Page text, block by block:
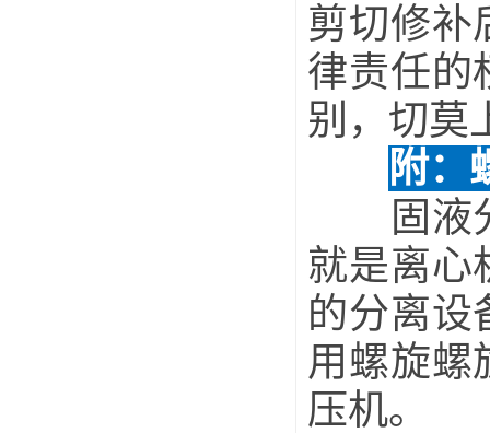
剪切修补
律责任的
别，切莫
附：
固液分
就是离心
的分离设
用螺旋螺
压机。